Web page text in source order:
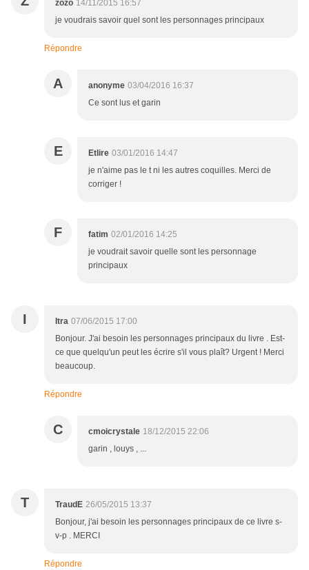
zozo 14/11/2015 16:57
je voudrais savoir quel sont les personnages principaux
Répondre
A anonyme 03/04/2016 16:37
Ce sont lus et garin
E Etlire 03/01/2016 14:47
je n'aime pas le t ni les autres coquilles. Merci de
corriger !
F fatim 02/01/2016 14:25
je voudrait savoir quelle sont les personnage
principaux
I Itra 07/06/2015 17:00
Bonjour. J'ai besoin les personnages principaux du livre . Est-
ce que quelqu'un peut les écrire s'il vous plaît? Urgent ! Merci
beaucoup.
Répondre
C cmoicrystale 18/12/2015 22:06
garin , louys , ...
T TraudE 26/05/2015 13:37
Bonjour, j'ai besoin les personnages principaux de ce livre s-
v-p . MERCI
Répondre